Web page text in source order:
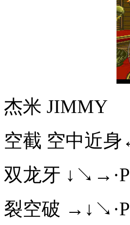
杰米 JIMMY
空截 空中近
双龙牙 ↓↘→·P
裂空破 →↓↘·P